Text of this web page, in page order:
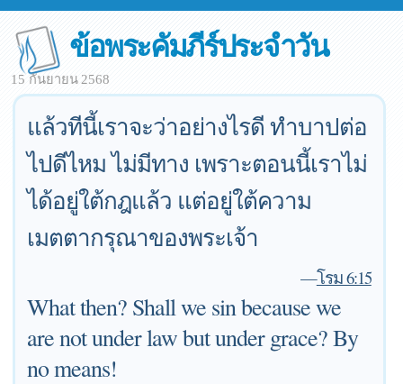
ข้อพระคัมภีร์ประจำวัน
15 กันยายน 2568
แล้วทีนี้เราจะว่าอย่างไรดี ทำบาปต่อ
ไปดีไหม ไม่มีทาง เพราะตอนนี้เราไม่
ได้อยู่ใต้กฎแล้ว แต่อยู่ใต้ความ
เมตตากรุณาของพระเจ้า
—โรม 6:15
What then? Shall we sin because we
are not under law but under grace? By
no means!